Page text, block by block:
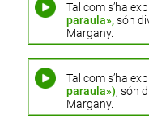
Tal com s’ha
paraula»,són
Margany.
Tal com s’ha
paraula»), són
Margany.